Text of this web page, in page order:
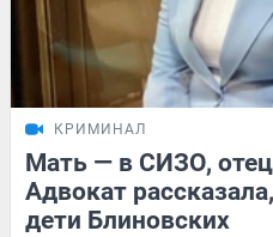
КРИМИНАЛ
Мать — в СИЗО,
Адвокат
дети Блиновских